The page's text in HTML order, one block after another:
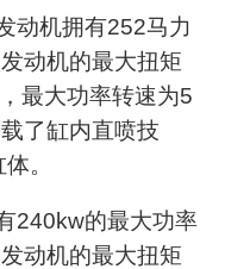
动机拥有252马力
动机的最大扭矩
最大功率转速为5
了缸内直喷技
。
240kw的最大功率
动机的最大扭矩